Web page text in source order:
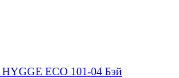
ECO 101-04 Бэй